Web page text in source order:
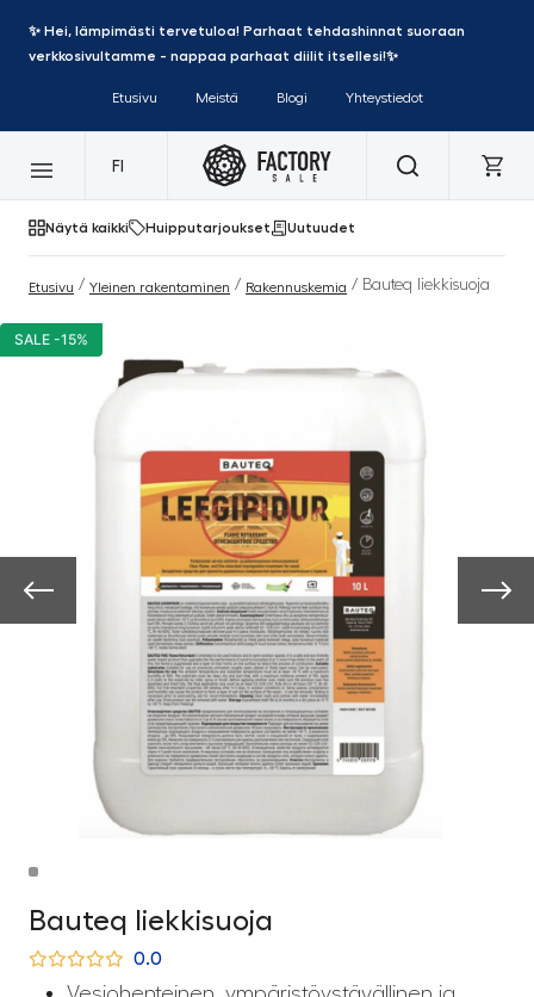
✨ Hei, lämpimästi tervetuloa! Parhaat tehdashinnat suoraan
verkkosivultamme - nappaa parhaat diilit itsellesi!✨
Etusivu Meistä Blogi Yhteystiedot
FI
Näytä kaikki Huipputarjoukset Uutuudet
Etusivu / Yleinen rakentaminen / Rakennuskemia / Bauteq liekkisuoja
SALE -15%
Bauteq liekkisuoja
0.0